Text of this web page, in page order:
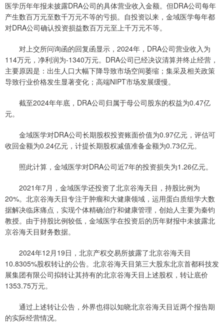
医学历年年报未披露DRA公司的具体营业收入金额。但DRA公司每年
产生数百万元至数千万元不等的亏损。自投资以来，金域医学每年都
对DRA公司确认投资损益数百万元至上千万元不等。
对上交所问询函的回复函显示，2024年，DRA公司营业收入为
114万元，净利润为-1340万元。DRA公司已经决议清算并终止经营，
主要原因是：出生人口大幅下降导致市场空间萎缩；集采及相关政策
导致行业价格发生显著变化；高端NIPT市场发展缓慢。
截至2024年年底，DRA公司归属于母公司股东的权益为0.47亿
元。
金域医学对DRA公司长期股权投资账面价值为0.97亿元，评估可
收回金额为0.24亿元，计提长期股权减值准备金额为0.73亿元。
照此计算，金域医学对DRA公司近7年的投资损失为1.26亿元。
2021年7月，金域医学还投资了北京谷海天目，持股比例为
20%。北京谷海天目专注于肿瘤和大健康领域，运用蛋白质组学大数
据解决临床痛点，实现个体精确治疗和健康管理，创始人主要为秦钧
教授。由于持股比例较低，金域医学在投资后的历年财报中未披露北
京谷海天目财务数据。
2024年12月19日，北京产权交易所披露了北京谷海天目
10.8305%股权转让的公告。北京谷海天目第三大股东北京首都科技发
展集团有限公司拟转让其持有的北京谷海天目上述股权，转让底价
1353.75万元。
通过上述转让公告，外界也得以知晓北京谷海天目近两个报告期
的实际经营情况。